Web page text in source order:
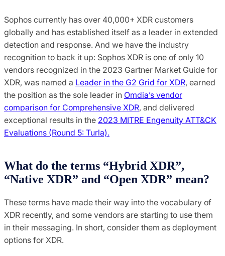
Sophos currently has over 40,000+ XDR customers
globally and has established itself as a leader in extended
detection and response. And we have the industry
recognition to back it up: Sophos XDR is one of only 10
vendors recognized in the 2023 Gartner Market Guide for
XDR, was named a Leader in the G2 Grid for XDR, earned
the position as the sole leader in Omdia’s vendor
comparison for Comprehensive XDR, and delivered
exceptional results in the 2023 MITRE Engenuity ATT&CK
Evaluations (Round 5: Turla).
What do the terms “Hybrid XDR”,
“Native XDR” and “Open XDR” mean?
These terms have made their way into the vocabulary of
XDR recently, and some vendors are starting to use them
in their messaging. In short, consider them as deployment
options for XDR.